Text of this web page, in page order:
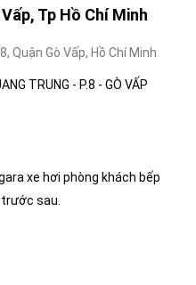
Tp Hồ Chí Minh
Quận Gò Vấp, Hồ Chí Minh
TRUNG - P.8 - GÒ VẤP
xe hơi phòng khách bếp
sau.